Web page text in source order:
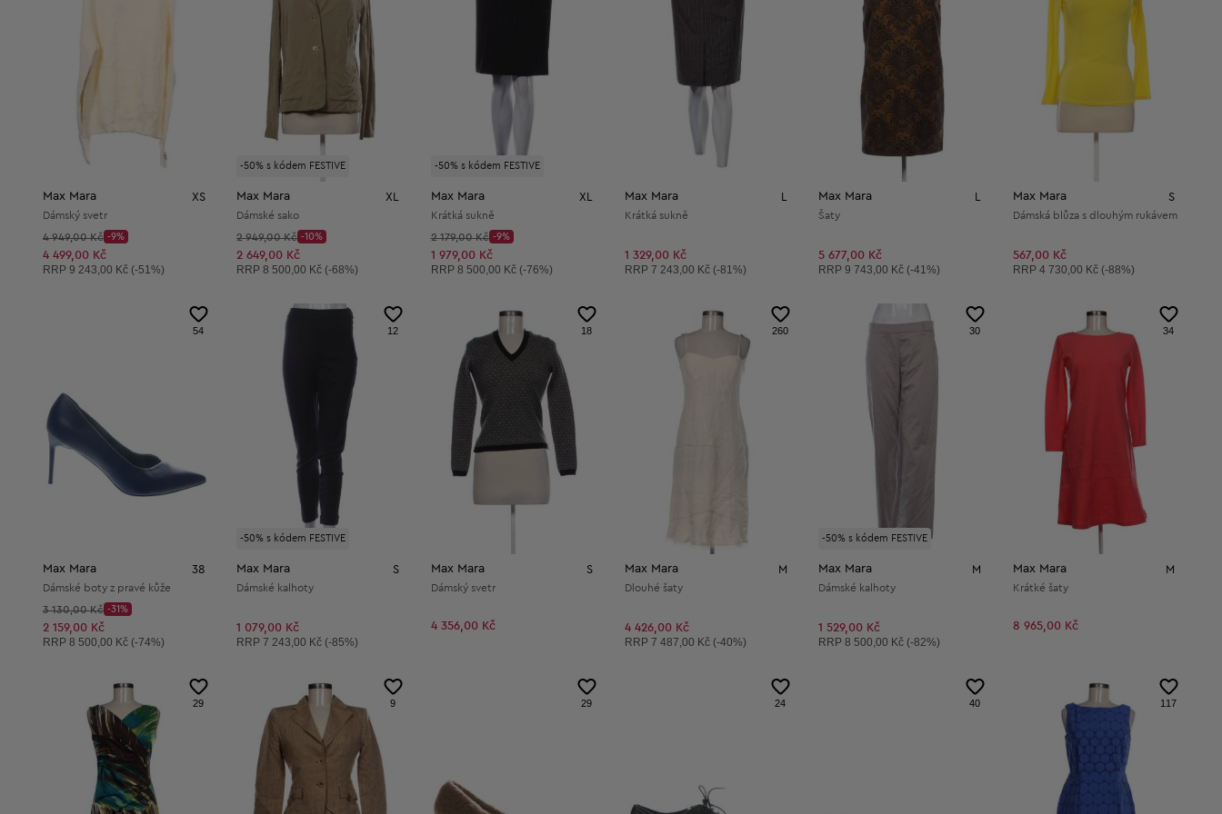
Max Mara XS
Dámský svetr
Původní cena:
4 949,00 Kč
Discount Price:
-9%
Snížená cena:
4 499,00 Kč
Doporučená cena:
RRP 9 243,00 Kč (-51%)
-50% s kódem FESTIVE
Max Mara XL
Dámské sako
Původní cena:
2 949,00 Kč
Discount Price:
-10%
Snížená cena:
2 649,00 Kč
Doporučená cena:
RRP8 500,00 Kč (-68%)
-50% s kódem FESTIVE
Max Mara XL
Krátká sukně
Původní cena:
2 179,00 Kč
Discount Price:
-9%
Snížená cena:
1 979,00 Kč
Doporučená cena:
RRP 8 500,00 Kč (-76%)
Max Mara L
Krátká sukně
1 329,00 Kč
Doporučená cena:
RRP 7 243,00 Kč (-81%)
Max Mara L
Šaty
5 677,00 Kč
Doporučená cena:
RRP9 743,00 Kč (-41%)
Max Mara S
Dámská blůza s dlouhým rukávem
567,00 Kč
Doporučená cena:
RRP 4 730,00 Kč (-88%)
54
Max Mara 38
Dámské boty z pravé kůže
Původní cena:
3 130,00 Kč
Discount Price:
-31%
Snížená cena:
2 159,00 Kč
Doporučená cena:
RRP 8 500,00 Kč (-74%)
-50% s kódem FESTIVE
12
Max Mara S
Dámské kalhoty
1 079,00 Kč
Doporučená cena:
RRP7 243,00 Kč (-85%)
18
Max Mara S
Dámský svetr
4 356,00 Kč
260
Max Mara M
Dlouhé šaty
4 426,00 Kč
Doporučená cena:
RRP 7 487,00 Kč (-40%)
-50% s kódem FESTIVE
30
Max Mara M
Dámské kalhoty
1 529,00 Kč
Doporučená cena:
RRP8 500,00 Kč (-82%)
34
Max Mara M
Krátké šaty
8 965,00 Kč
29 9 29 24 40 117